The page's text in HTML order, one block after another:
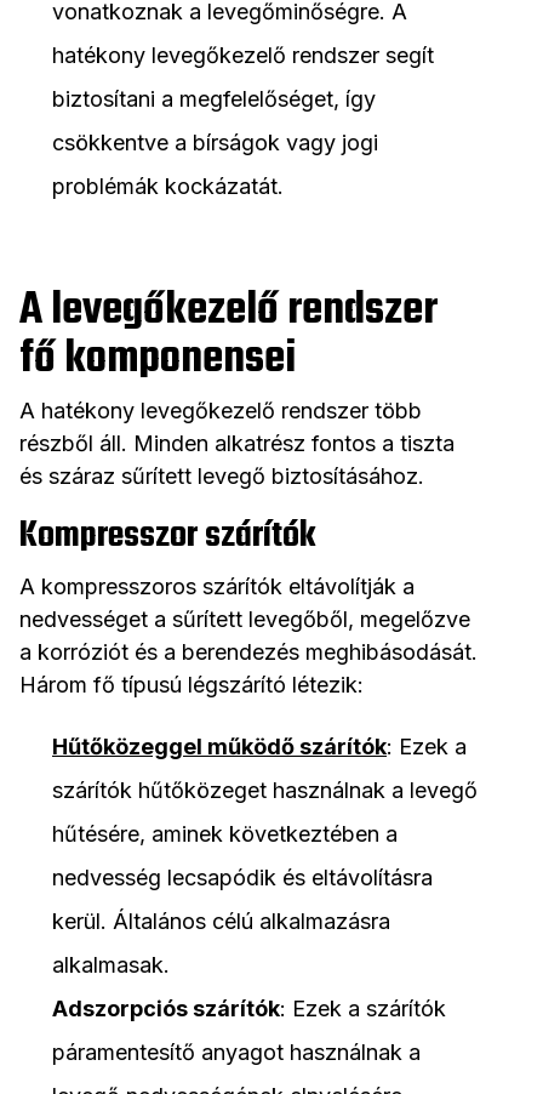
vonatkoznak a levegőminőségre. A
hatékony levegőkezelő rendszer segít
biztosítani a megfelelőséget, így
csökkentve a bírságok vagy jogi
problémák kockázatát.
A levegőkezelő rendszer
fő komponensei
A hatékony levegőkezelő rendszer több
részből áll. Minden alkatrész fontos a tiszta
és száraz sűrített levegő biztosításához.
Kompresszor szárítók
A kompresszoros szárítók eltávolítják a
nedvességet a sűrített levegőből, megelőzve
a korróziót és a berendezés meghibásodását.
Három fő típusú légszárító létezik:
Hűtőközeggel működő szárítók: Ezek a
szárítók hűtőközeget használnak a levegő
hűtésére, aminek következtében a
nedvesség lecsapódik és eltávolításra
kerül. Általános célú alkalmazásra
alkalmasak.
Adszorpciós szárítók: Ezek a szárítók
páramentesítő anyagot használnak a